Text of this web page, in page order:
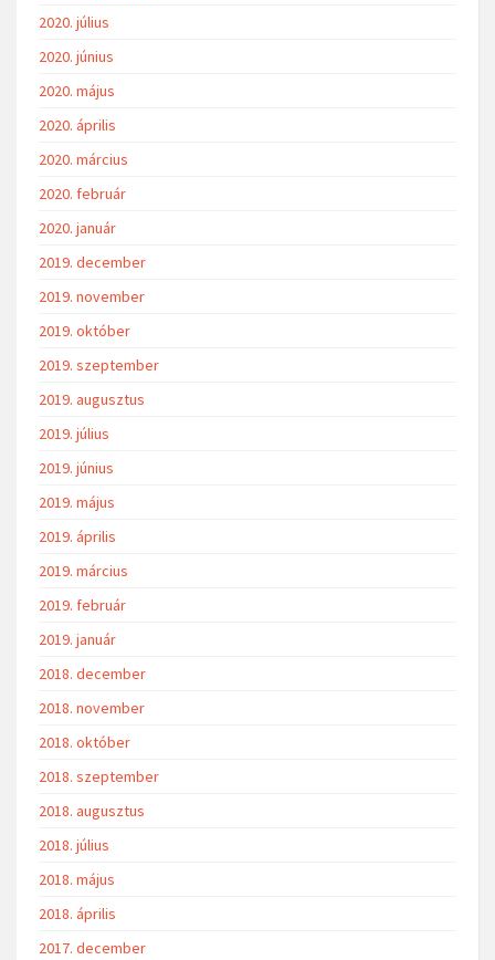
2020. július
2020. június
2020. május
2020. április
2020. március
2020. február
2020. január
2019. december
2019. november
2019. október
2019. szeptember
2019. augusztus
2019. július
2019. június
2019. május
2019. április
2019. március
2019. február
2019. január
2018. december
2018. november
2018. október
2018. szeptember
2018. augusztus
2018. július
2018. május
2018. április
2017. december